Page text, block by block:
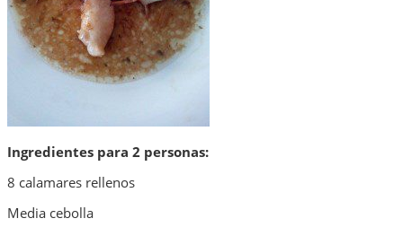
Ingredientes para 2 personas:
8 calamares rellenos
Media cebolla